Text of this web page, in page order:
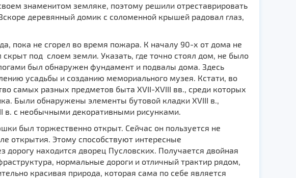
знаменитом земляке, поэтому решили отреставрировать
деревянный домик с соломенной крышей радовал глаз,
пока не сгорел во время пожара. К началу 90-х от дома не
под слоем земли. Указать, где точно стоял дом, не было
был обнаружен фундaмент и подвалы дома. Здесь
усадьбы и созданию мемориального музея. Кстати, во
самых разных предметов быта XVII-XVIII вв., среди которых
Были обнаружены элементы бутовой кладки ХVIII в.,
в. с необычными декоративными рисунками.
был торжественно открыт. Сейчас он пользуется не
открытия. Этому способствуют интересные
дорогу находится дворец Пусловских. Получается двойная
нормальные дороги и отличный трактир рядом,
красивая природа, которая сама по себе является